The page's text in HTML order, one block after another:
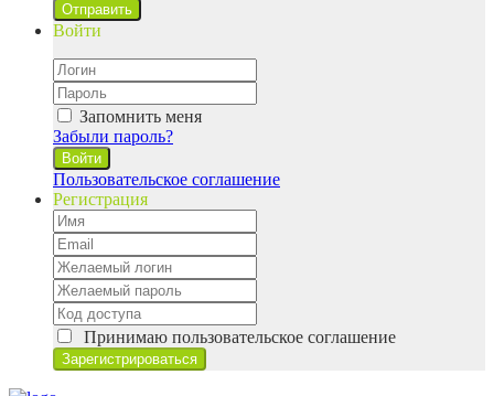
Отправить
Войти
Запомнить меня
Забыли пароль?
Войти
Пользовательское соглашение
Регистрация
Принимаю пользовательское соглашение